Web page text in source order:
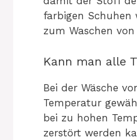
farbigen Schuhen
zum Waschen
Kann man alle
Bei der Wäsche
Temperatur
bei zu hohen
zerstört werden